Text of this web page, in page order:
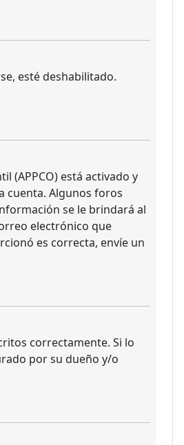
esté deshabilitado.
(APPCO) está activado y
cuenta. Algunos foros
se le brindará al
electrónico que
es correcta, envíe un
correctamente. Si lo
por su dueño y/o